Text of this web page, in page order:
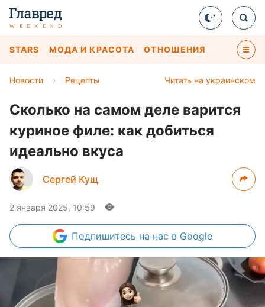
STARS МОДА И КРАСОТА ОТНОШЕНИЯ
Читать на украинском
Новости › Рецепты
Сколько на самом деле варится
куриное филе: как добиться
идеально вкуса
Сергей Кущ
2 января 2025, 10:59
Подпишитесь на нас в Google